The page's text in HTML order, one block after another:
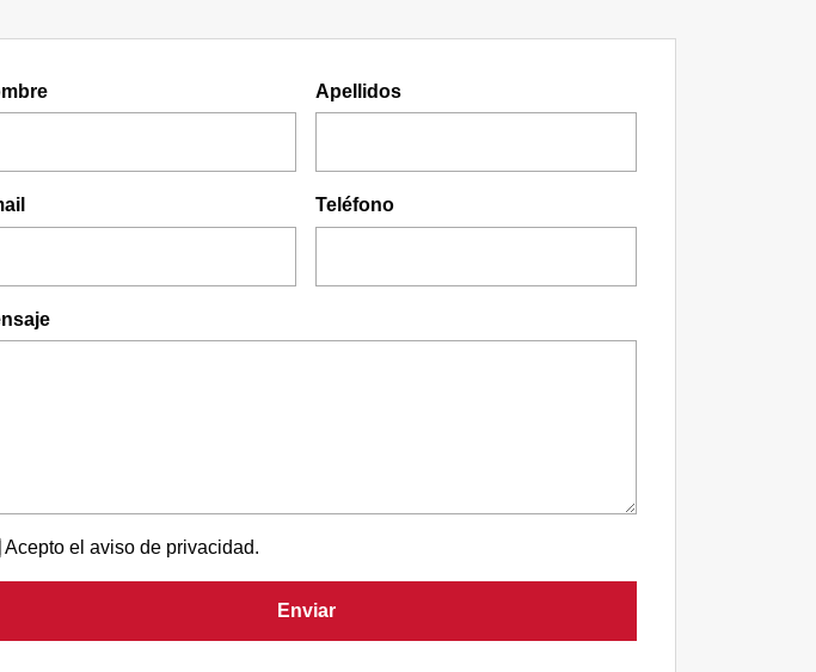
Apellidos
Teléfono
Acepto el aviso de privacidad.
Enviar